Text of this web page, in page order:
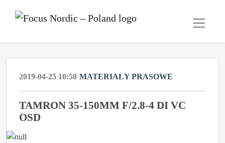
2019-04-25 10:58 MATERIAŁY PRASOWE
TAMRON 35-150MM F/2.8-4 DI VC
OSD